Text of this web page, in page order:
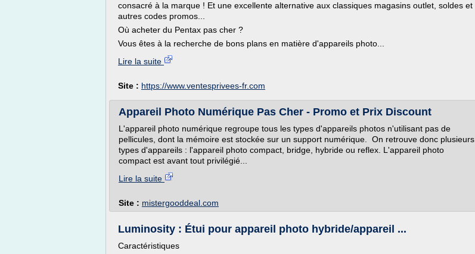
consacré à la marque ! Et une excellente alternative aux classiques magasins outlet, soldes et
autres codes promos...
Où acheter du Pentax pas cher ?
Vous êtes à la recherche de bons plans en matière d'appareils photo...
Lire la suite
Site : https://www.ventesprivees-fr.com
Appareil Photo Numérique Pas Cher - Promo et Prix Discount
L'appareil photo numérique regroupe tous les types d'appareils photos n'utilisant pas de
pellicules, dont la mémoire est stockée sur un support numérique. On retrouve donc plusieurs
types d'appareils : l'appareil photo compact, bridge, hybride ou reflex. L'appareil photo
compact est avant tout privilégié...
Lire la suite
Site : mistergooddeal.com
Luminosity : Étui pour appareil photo hybride/appareil ...
Caractéristiques